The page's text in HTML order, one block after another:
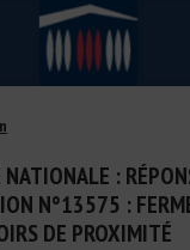
NATIONALE :
N°13575 :
DE PROXIMITÉ